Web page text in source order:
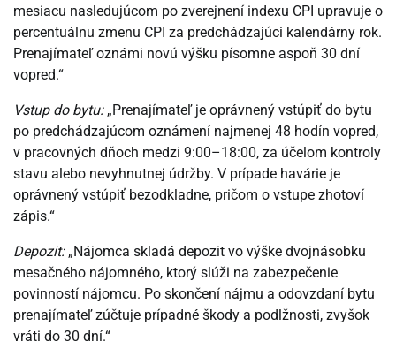
mesiacu nasledujúcom po zverejnení indexu CPI upravuje o
percentuálnu zmenu CPI za predchádzajúci kalendárny rok.
Prenajímateľ oznámi novú výšku písomne aspoň 30 dní
vopred.“
Vstup do bytu:„Prenajímateľ je oprávnený vstúpiť do bytu
po predchádzajúcom oznámení najmenej 48 hodín vopred,
v pracovných dňoch medzi 9:00–18:00, za účelom kontroly
stavu alebo nevyhnutnej údržby. V prípade havárie je
oprávnený vstúpiť bezodkladne, pričom o vstupe zhotoví
zápis.“
Depozit:„Nájomca skladá depozit vo výške dvojnásobku
mesačného nájomného, ktorý slúži na zabezpečenie
povinností nájomcu. Po skončení nájmu a odovzdaní bytu
prenajímateľ zúčtuje prípadné škody a podlžnosti, zvyšok
vráti do 30 dní.“